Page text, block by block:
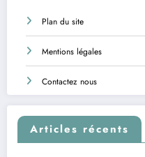
Plan du site
Mentions légales
Contactez nous
Articles récents